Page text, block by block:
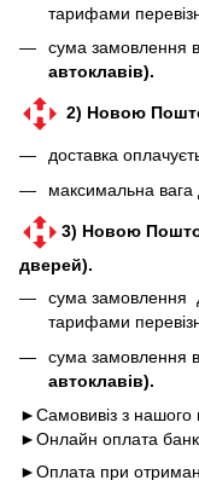
тарифами
сума замовлення
автоклавів).
2) Новою
доставка
максимальна вага
3) Новою
дверей).
сума замовлення
тарифами
сума замовлення
автоклавів).
►Самовивіз з нашого
►Онлайн оплата
►Оплата при